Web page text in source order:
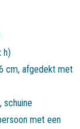
h)
cm, afgedekt met
schuine
met een